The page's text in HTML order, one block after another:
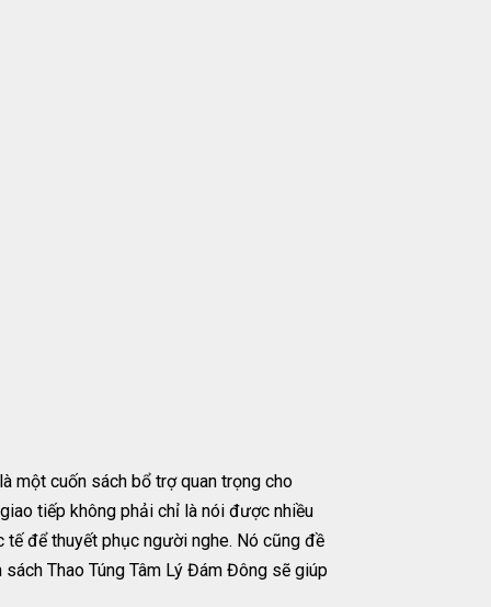
một cuốn sách bổ trợ quan trọng cho
tiếp không phải chỉ là nói được nhiều
để thuyết phục người nghe. Nó cũng đề
Thao Túng Tâm Lý Đám Đông sẽ giúp